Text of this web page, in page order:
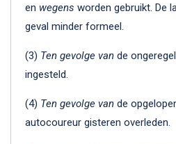
en wegens worden gebruikt. De
geval minder formeel.
(3) Ten gevolge van de
ingesteld.
(4) Ten gevolge van de
autocoureur gisteren overleden.